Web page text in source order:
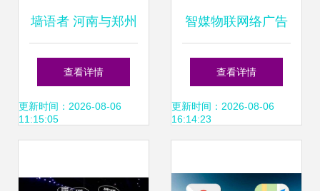
墙语者 河南与郑州
墙体广告的艺术与
传播力量
查看详情
更新时间：2026-08-06
11:15:05
智媒物联网络广告
机 本地与云端双系
统赋能高效广告发
查看详情
更新时间：2026-08-06
16:14:23